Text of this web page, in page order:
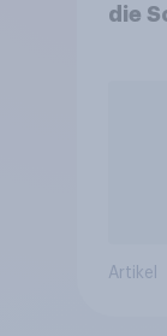
die
Artikel